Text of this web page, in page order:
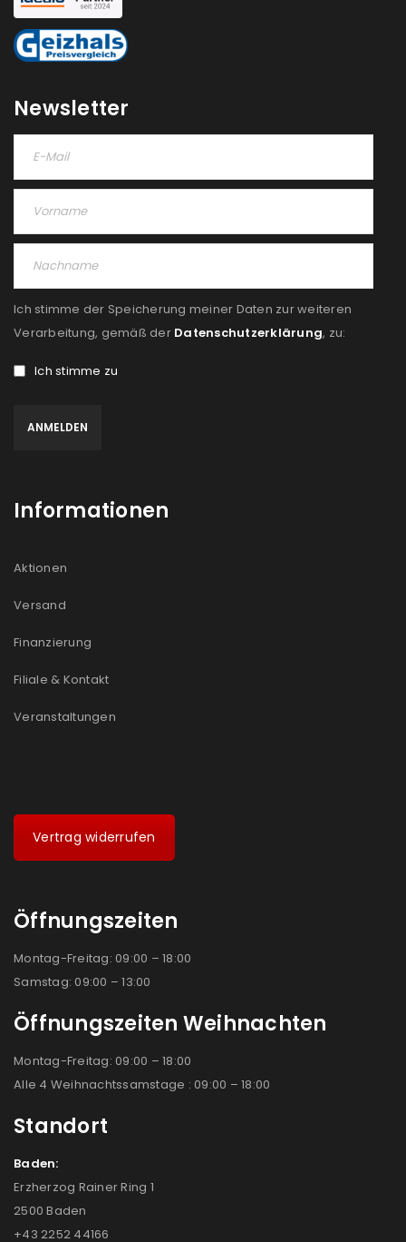
Newsletter
Ich stimme der Speicherung meiner Daten zur weiteren
Verarbeitung, gemäß der Datenschutzerklärung, zu:
Ich stimme zu
Informationen
Aktionen
Versand
Finanzierung
Filiale & Kontakt
Veranstaltungen
Vertrag widerrufen
Öffnungszeiten
Montag-Freitag: 09:00 – 18:00
Samstag: 09:00 – 13:00
Öffnungszeiten Weihnachten
Montag-Freitag: 09:00 – 18:00
Alle 4 Weihnachtssamstage : 09:00 – 18:00
Standort
Baden:
Erzherzog Rainer Ring 1
2500 Baden
+43 2252 44166